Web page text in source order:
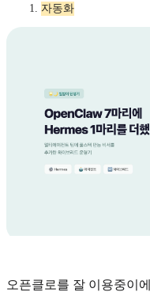
자동화
오픈클로를 잘 이용중이